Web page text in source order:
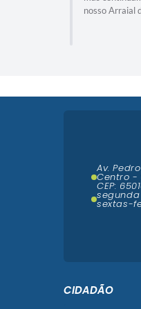
nossa cultura.
CIDADÃO
Av.
Centro -
CEP:
sextas-